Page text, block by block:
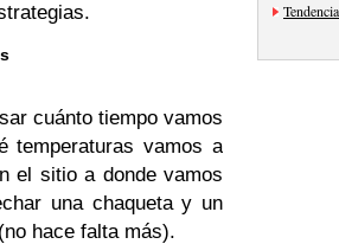
cuánto tiempo vamos
temperaturas vamos a
el sitio a donde vamos
una chaqueta y un
hace falta más).